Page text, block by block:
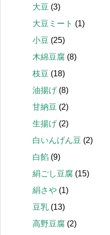
大豆 (3)
大豆ミート (1)
小豆 (25)
木綿豆腐 (8)
枝豆 (18)
油揚げ (8)
甘納豆 (2)
生揚げ (2)
白いんげん豆 (2)
白餡 (9)
絹ごし豆腐 (15)
絹さや (1)
豆乳 (13)
高野豆腐 (2)